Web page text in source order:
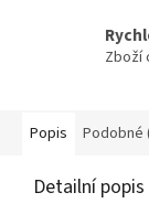
Zboží
Popis Podobné
Detailní